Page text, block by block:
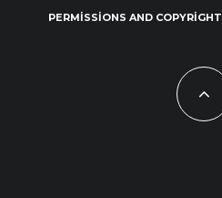
PERMISSIONS AND COPYRIGHT